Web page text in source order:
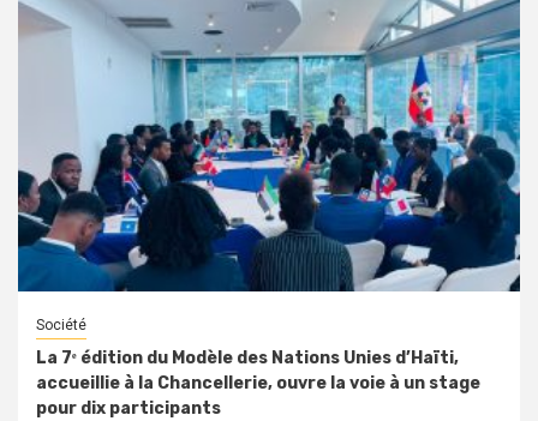
Société
La 7ᵉ édition du Modèle des Nations Unies d’Haïti,
accueillie à la Chancellerie, ouvre la voie à un stage
pour dix participants